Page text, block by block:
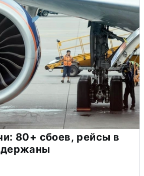
80+ сбоев, рейсы в